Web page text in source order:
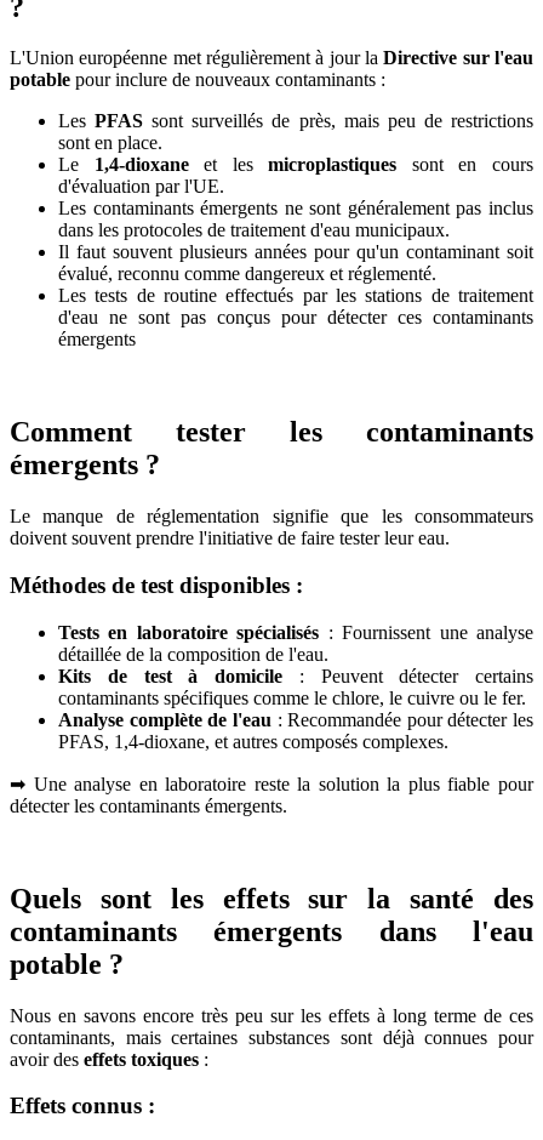
?
L'Union européenne met régulièrement à jour laDirective sur l'eau
potable pour inclure de nouveaux contaminants :
LesPFAS sont surveillés de près, mais peu de restrictions
sont en place.
Le 1,4-dioxaneet lesmicroplastiques sont en cours
d'évaluation par l'UE.
Les contaminants émergents ne sont généralement pas inclus
dans les protocoles de traitement d'eau municipaux.
Il faut souvent plusieurs années pour qu'un contaminant soit
évalué, reconnu comme dangereux et réglementé.
Les tests de routine effectués par les stations de traitement
d'eau ne sont pas conçus pour détecter ces contaminants
émergents
Comment tester les contaminants
émergents ?
Le manque de réglementation signifie que les consommateurs
doivent souvent prendre l'initiative de faire tester leur eau.
Méthodes de test disponibles :
Tests en laboratoire spécialisés : Fournissent une analyse
détaillée de la composition de l'eau.
Kits de test à domicile : Peuvent détecter certains
contaminants spécifiques comme le chlore, le cuivre ou le fer.
Analyse complète de l'eau : Recommandée pour détecter les
PFAS, 1,4-dioxane, et autres composés complexes.
➡ Une analyse en laboratoire reste la solution la plus fiable pour
détecter les contaminants émergents.
Quels sont les effets sur la santé des
contaminants émergents dans l'eau
potable ?
Nous en savons encore très peu sur les effets à long terme de ces
contaminants, mais certaines substances sont déjà connues pour
avoir des effets toxiques :
Effets connus :